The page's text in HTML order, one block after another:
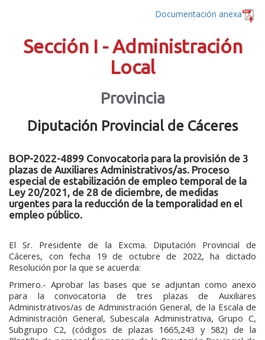
Documentación anexa
Sección I - Administración
Local
Provincia
Diputación Provincial de Cáceres
BOP-2022-4899 Convocatoria para la provisión de 3
plazas de Auxiliares Administrativos/as. Proceso
especial de estabilización de empleo temporal de la
Ley 20/2021, de 28 de diciembre, de medidas
urgentes para la reducción de la temporalidad en el
empleo público.
El Sr. Presidente de la Excma. Diputación Provincial de
Cáceres, con fecha 19 de octubre de 2022, ha dictado
Resolución por la que se acuerda:
Primero.- Aprobar las bases que se adjuntan como anexo
para la convocatoria de tres plazas de Auxiliares
Administrativos/as de Administración General, de la Escala de
Administración General, Subescala Administrativa, Grupo C,
Subgrupo C2, (códigos de plazas 1665,243 y 582) de la